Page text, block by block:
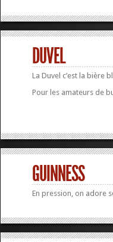
DUVEL
La Duvel c’est la bière
Pour les amateurs de
GUINNESS
En pression, on adore